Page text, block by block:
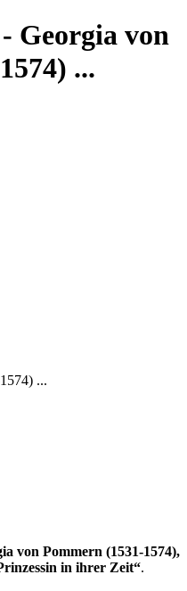
Georgia von
...
...
von Pommern (1531-1574),
in ihrer Zeit“.